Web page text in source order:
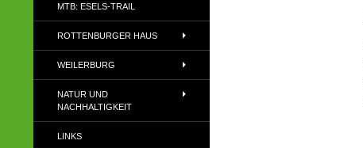
MTB: ESELS-TRAIL
ROTTENBURGER HAUS
WEILERBURG
NATUR UND
NACHHALTIGKEIT
LINKS